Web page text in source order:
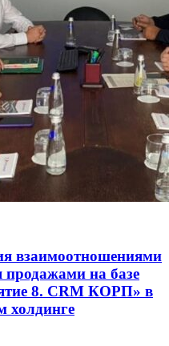
взаимоотношениями
продажами на базе
8. CRM КОРП» в
холдинге